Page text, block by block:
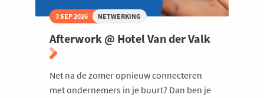
3 SEP 2026 NETWERKING
Afterwork @ Hotel Van der Valk
Net na de zomer opnieuw connecteren
met ondernemers in je buurt? Dan ben je